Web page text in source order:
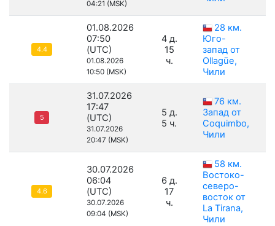
04:21 (MSK)
4.4
01.08.2026
07:50
(UTC)
01.08.2026
10:50 (MSK)
4 д.
15
ч.
28 км.
Юго-
запад от
Ollagüe,
Чили
5
31.07.2026
17:47
(UTC)
31.07.2026
20:47 (MSK)
5 д.
5 ч.
76 км.
Запад от
Coquimbo,
Чили
4.6
30.07.2026
06:04
(UTC)
30.07.2026
09:04 (MSK)
6 д.
17
ч.
58 км.
Востоко-
северо-
восток от
La Tirana,
Чили